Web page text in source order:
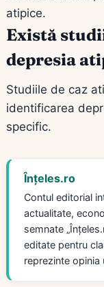
atipice.
Există
depresia
Studiile de caz
identificarea
specific.
Înțeles.ro
Contul editorial
actualitate,
semnate
editate pentru
reprezinte opinia